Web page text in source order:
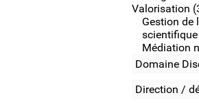
Valorisation
Gestion de
Médiation
Domaine
Direction /